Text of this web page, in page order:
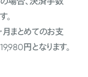
。
まとめてのお支
円となります。